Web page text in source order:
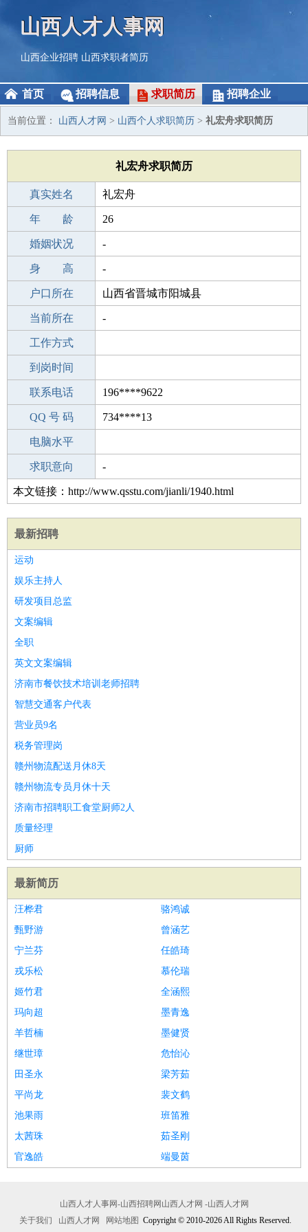
山西人才人事网
山西企业招聘 山西求职者简历
首页 招聘信息 求职简历 招聘企业
当前位置： 山西人才网 > 山西个人求职简历 > 礼宏舟求职简历
礼宏舟求职简历
真实姓名 礼宏舟
性 别 男
年 龄 26
出生年月 2000-02-18
婚姻状况 -
学 历 本科
身 高 -
毕业学校 本科
户口所在 山西省晋城市阳城县
所学专业 -
当前所在 -
工作经验
工作方式
驾 照
到岗时间
期望月薪
联系电话 196****9622
手机号码 196****9622
QQ 号 码 734****13
微信号码
电脑水平
外语水平
求职意向 -
本文链接：http://www.qsstu.com/jianli/1940.html
最新招聘
运动
娱乐主持人
研发项目总监
文案编辑
全职
英文文案编辑
济南市餐饮技术培训老师招聘
智慧交通客户代表
营业员9名
税务管理岗
赣州物流配送月休8天
赣州物流专员月休十天
济南市招聘职工食堂厨师2人
质量经理
厨师
最新简历
汪桦君
骆鸿诚
甄野游
曾涵艺
宁兰芬
任皓琦
戎乐松
慕伦瑞
姬竹君
全涵熙
玛向超
墨青逸
羊哲楠
墨健贤
继世璋
危怡沁
田圣永
梁芳茹
平尚龙
裴文鹤
池果雨
班笛雅
太茜珠
茹圣刚
官逸皓
端曼茵
山西人才人事网-山西招聘网山西人才网 -山西人才网
关于我们
山西人才网 网站地图 Copyright © 2010-2026 All Rights Reserved.